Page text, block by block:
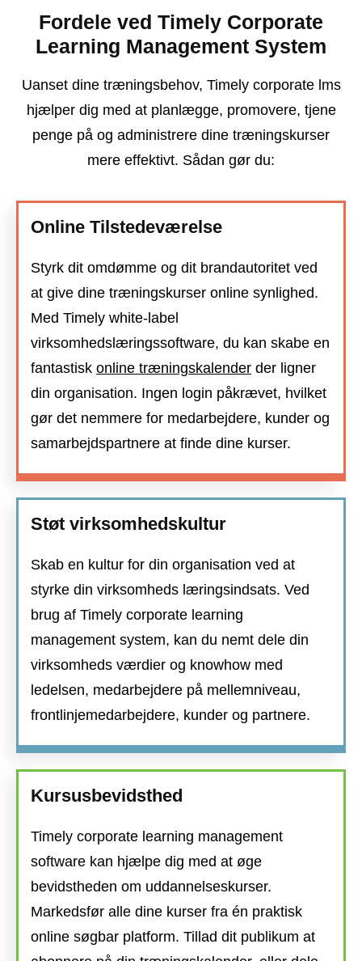
Fordele ved Timely Corporate
Learning Management System
Uanset dine træningsbehov, Timely corporate lms
hjælper dig med at planlægge, promovere, tjene
penge på og administrere dine træningskurser
mere effektivt. Sådan gør du:
Online Tilstedeværelse
Styrk dit omdømme og dit brandautoritet ved
at give dine træningskurser online synlighed.
Med Timely white-label
virksomhedslæringssoftware, du kan skabe en
fantastisk online træningskalender der ligner
din organisation. Ingen login påkrævet, hvilket
gør det nemmere for medarbejdere, kunder og
samarbejdspartnere at finde dine kurser.
Støt virksomhedskultur
Skab en kultur for din organisation ved at
styrke din virksomheds læringsindsats. Ved
brug af Timely corporate learning
management system, kan du nemt dele din
virksomheds værdier og knowhow med
ledelsen, medarbejdere på mellemniveau,
frontlinjemedarbejdere, kunder og partnere.
Kursusbevidsthed
Timely corporate learning management
software kan hjælpe dig med at øge
bevidstheden om uddannelseskurser.
Markedsfør alle dine kurser fra én praktisk
online søgbar platform. Tillad dit publikum at